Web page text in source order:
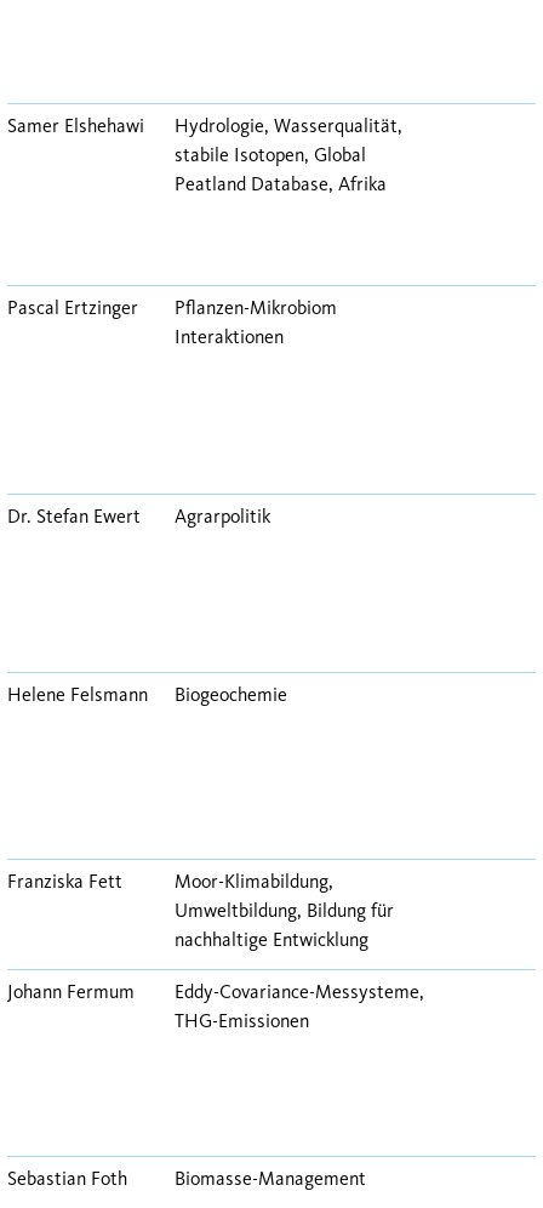
Samer Elshehawi
Hydrologie, Wasserqualität,
stabile Isotopen, Global
Peatland Database, Afrika
Pascal Ertzinger
Pflanzen-Mikrobiom
Interaktionen
Dr. Stefan Ewert Agrarpolitik
Helene Felsmann Biogeochemie
Franziska Fett
Moor-Klimabildung,
Umweltbildung, Bildung für
nachhaltige Entwicklung
Johann Fermum
Eddy-Covariance-Messysteme,
THG-Emissionen
Sebastian Foth Biomasse-Management